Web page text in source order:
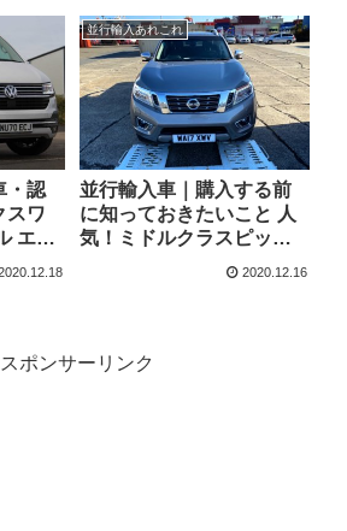
・認
スワ
エグ
並行輸入あれこれ
並行輸入車｜購入する前
に知っておきたいこと 人
気！ミドルクラスピック
アップ/日産 ナバラ2.3
2020.12.16
スポンサーリンク